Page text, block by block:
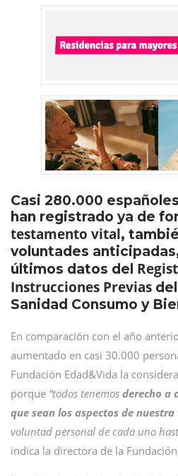
Casi 280.000
han registrado ya de
testamento vital,
voluntades
últimos datos del
Instrucciones Previas
Sanidad Consumo y
En comparación con el año
aumentado en casi 30.000
Fundación Edad&Vida la
porque “todos tenemos derecho a
que sean los aspectos de nuestra
voluntad personal de cada uno
indica la directora de la